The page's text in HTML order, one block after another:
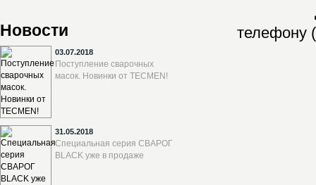
Новости
03.07.2018
Поступление сварочных
масок. Новинки от TECMEN!
31.05.2018
Специальная серия СВАРОГ
BLACK уже в продаже
телефону